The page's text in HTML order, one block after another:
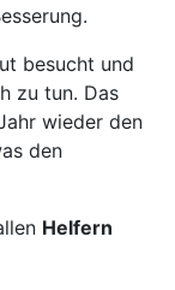
besucht und
zu tun. Das
wieder den
den
Helfern